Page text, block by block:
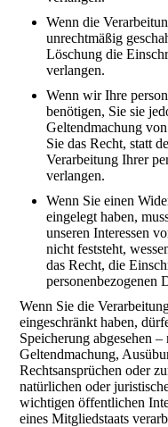
Wenn die
unrechtmäßig
Löschung die
verlangen.
Wenn wir Ihre
benötigen, Sie sie
Geltendmachung
Sie das Recht, statt
Verarbeitung Ihrer
verlangen.
Wenn Sie einen
eingelegt haben,
unseren Interessen
nicht feststeht,
das Recht, die
personenbezogenen
Wenn Sie die
eingeschränkt haben,
Speicherung abgesehen
Geltendmachung,
Rechtsansprüchen oder
natürlichen oder
wichtigen öffentlichen
eines Mitgliedstaats